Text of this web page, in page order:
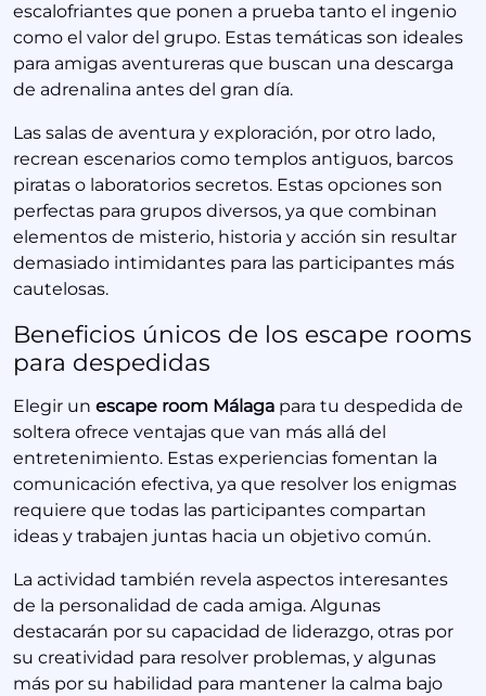
escalofriantes que ponen a prueba tanto el ingenio
como el valor del grupo. Estas temáticas son ideales
para amigas aventureras que buscan una descarga
de adrenalina antes del gran día.
Las salas de aventura y exploración, por otro lado,
recrean escenarios como templos antiguos, barcos
piratas o laboratorios secretos. Estas opciones son
perfectas para grupos diversos, ya que combinan
elementos de misterio, historia y acción sin resultar
demasiado intimidantes para las participantes más
cautelosas.
Beneficios únicos de los escape rooms
para despedidas
Elegir un escape room Málaga para tu despedida de
soltera ofrece ventajas que van más allá del
entretenimiento. Estas experiencias fomentan la
comunicación efectiva, ya que resolver los enigmas
requiere que todas las participantes compartan
ideas y trabajen juntas hacia un objetivo común.
La actividad también revela aspectos interesantes
de la personalidad de cada amiga. Algunas
destacarán por su capacidad de liderazgo, otras por
su creatividad para resolver problemas, y algunas
más por su habilidad para mantener la calma bajo